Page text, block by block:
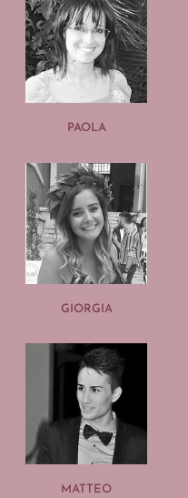
PAOLA
GIORGIA
MATTEO